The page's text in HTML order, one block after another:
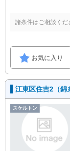
諸条件はご相談くだ
お気に入り
江東区住吉2（錦
スケルトン